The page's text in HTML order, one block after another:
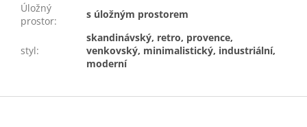
Úložný
prostor:
s úložným prostorem
styl:
skandinávský, retro, provence,
venkovský, minimalistický, industriální,
moderní
Z